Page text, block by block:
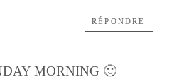
MORNING 🙂
RÉPONDRE